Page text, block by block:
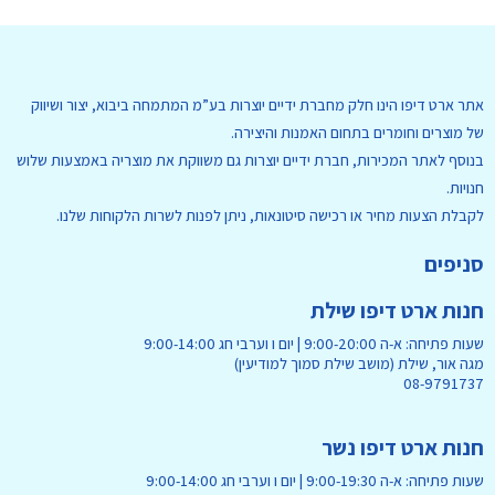
אתר ארט דיפו הינו חלק מחברת ידיים יוצרות בע”מ המתמחה ביבוא, יצור ושיווק
של מוצרים וחומרים בתחום האמנות והיצירה.
בנוסף לאתר המכירות, חברת ידיים יוצרות גם משווקת את מוצריה באמצעות שלוש
חנויות.
לקבלת הצעות מחיר או רכישה סיטונאות, ניתן לפנות לשרות הלקוחות שלנו.
סניפים
חנות ארט דיפו שילת
שעות פתיחה: א-ה 9:00-20:00 | יום ו וערבי חג 9:00-14:00
מגה אור, שילת (מושב שילת סמוך למודיעין)
08-9791737
חנות ארט דיפו נשר
שעות פתיחה: א-ה 9:00-19:30 | יום ו וערבי חג 9:00-14:00